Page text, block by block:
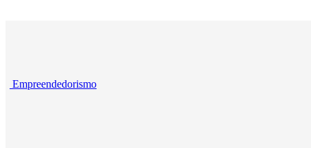
Empreendedorismo